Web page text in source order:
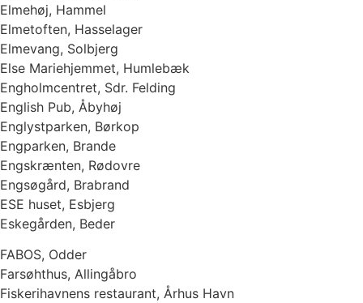
Elmehøj, Hammel
Elmetoften, Hasselager
Elmevang, Solbjerg
Else Mariehjemmet, Humlebæk
Engholmcentret, Sdr. Felding
English Pub, Åbyhøj
Englystparken, Børkop
Engparken, Brande
Engskrænten, Rødovre
Engsøgård, Brabrand
ESE huset, Esbjerg
Eskegården, Beder
FABOS, Odder
Farsøhthus, Allingåbro
Fiskerihavnens restaurant, Århus Havn